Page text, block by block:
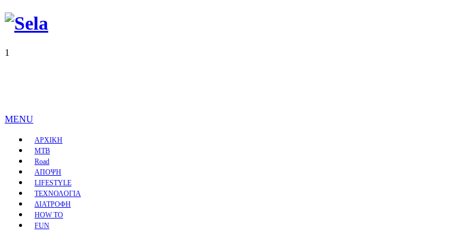
1
MENU
ΑΡΧΙΚΗ
MTB
Road
ΑΠΟΨΗ
LIFESTYLE
ΤΕΧΝΟΛΟΓΙΑ
ΔΙΑΤΡΟΦΗ
HOW TO
FUN